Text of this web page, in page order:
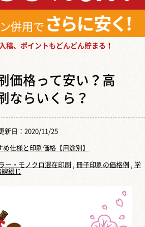
稿、ポイントもどんどん貯まる！
価格って安い？高
ならいくら？
新日：2020/11/25
仕様と印刷価格【用途別】
ー・モノクロ混在印刷 冊子印刷の価格例
学
線綴じ